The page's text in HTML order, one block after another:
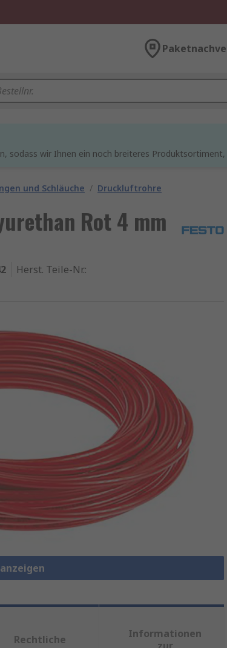
sodass wir Ihnen ein noch breiteres
und Schläuche / Druckluftrohre
Rot 4 mm
Herst. Teile-Nr.:
Rechtliche
Informationen